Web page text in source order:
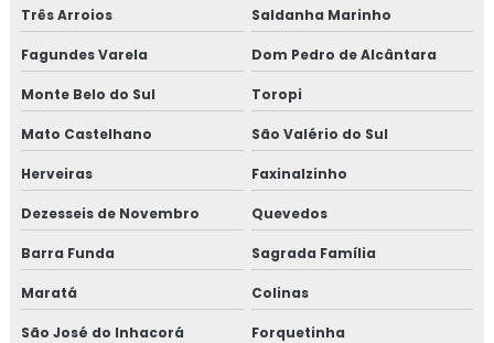
Três Arroios Saldanha Marinho
Fagundes Varela Dom Pedro de Alcântara
Monte Belo do Sul Toropi
Mato Castelhano São Valério do Sul
Herveiras Faxinalzinho
Dezesseis de Novembro Quevedos
Barra Funda Sagrada Família
Maratá Colinas
São José do Inhacorá Forquetinha